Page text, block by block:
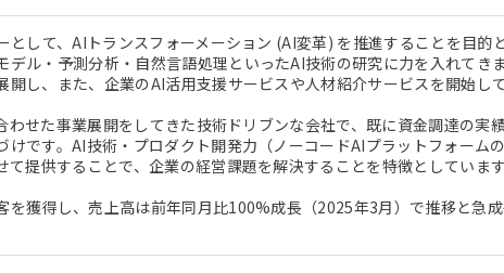
して、AIトランスフォーメーション (AI変革) を推進することを目的
ル・予測分析・自然言語処理といったAI技術の研究に力を入れてき
し、また、企業のAI活用支援サービスや人材紹介サービスを開始して
せた事業展開をしてきた技術ドリブンな会社で、既に資金調達の実
けです。AI技術・プロダクト開発力（ノーコードAIプラットフォーム
提供することで、企業の経営課題を解決することを特徴としています
を獲得し、売上高は前年同月比100%成長（2025年3月）で推移と急